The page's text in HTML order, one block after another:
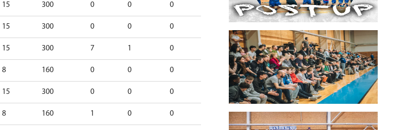
15 300 0 0 0
15 300 0 0 0
15 300 7 1 0
8 160 0 0 0
15 300 0 0 0
8 160 1 0 0